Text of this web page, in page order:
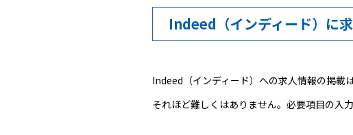
Indeed（インディード）に
Indeed（インディード）への求人情報の掲載
それほど難しくはありません。必要項目の入